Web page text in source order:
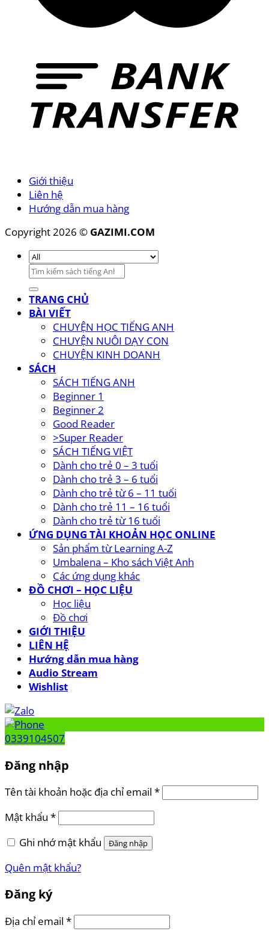
Giới thiệu
Liên hệ
Hướng dẫn mua hàng
Copyright 2026 © GAZIMI.COM
Tìm
TRANG CHỦ
BÀI VIẾT
CHUYỆN HỌC TIẾNG ANH
CHUYỆN NUÔI DẠY CON
CHUYỆN KINH DOANH
SÁCH
SÁCH TIẾNG ANH
Beginner 1
Beginner 2
Good Reader
>Super Reader
SÁCH TIẾNG VIỆT
Dành cho trẻ 0 – 3 tuổi
Dành cho trẻ 3 – 6 tuổi
Dành cho trẻ từ 6 – 11 tuổi
Dành cho trẻ 11 – 16 tuổi
Dành cho trẻ từ 16 tuổi
ỨNG DỤNG TÀI KHOẢN HỌC ONLINE
Sản phẩm từ Learning A-Z
Umbalena – Kho sách Việt Anh
Các ứng dụng khác
ĐỒ CHƠI – HỌC LIỆU
Học liệu
Đồ chơi
GIỚI THIỆU
LIÊN HỆ
Hướng dẫn mua hàng
Audio Stream
Wishlist
0339104507
Đăng nhập
Tên tài khoản hoặc địa chỉ email *
Mật khẩu *
Ghi nhớ mật khẩu
Đăng nhập
Quên mật khẩu?
Đăng ký
Địa chỉ email *